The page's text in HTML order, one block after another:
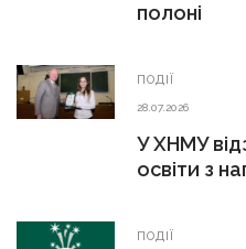
полоні
ПОДІЇ
28.07.2026
У ХНМУ
освіти з
ПОДІЇ